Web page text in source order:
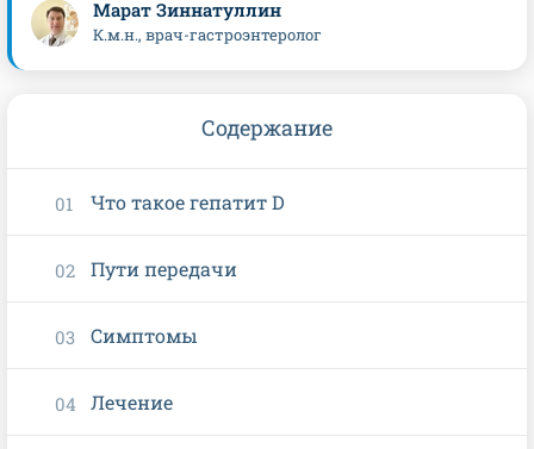
Марат Зиннатуллин
К.м.н., врач-гастроэнтеролог
Содержание
Что такое гепатит D
Пути передачи
Симптомы
Лечение